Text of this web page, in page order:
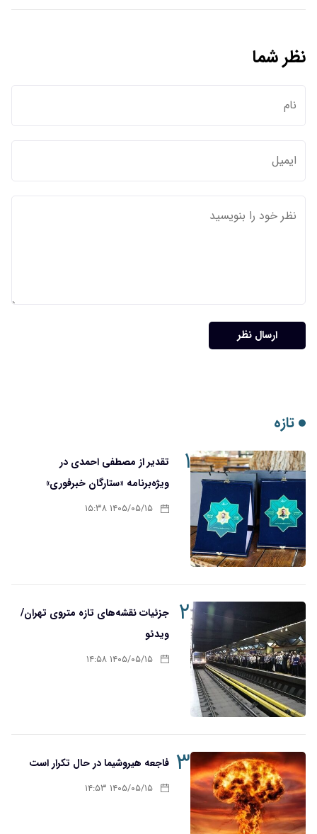
نظر شما
ارسال نظر
تازه
۱
تقدیر از مصطفی احمدی در
ویژه‌برنامه «ستارگان خبرفوری»
۱۴۰۵/۰۵/۱۵ ۱۵:۳۸
۲
جزئیات نقشه‌های تازه متروی تهران/
ویدئو
۱۴۰۵/۰۵/۱۵ ۱۴:۵۸
۳ فاجعه هیروشیما در حال تکرار است
۱۴۰۵/۰۵/۱۵ ۱۴:۵۳